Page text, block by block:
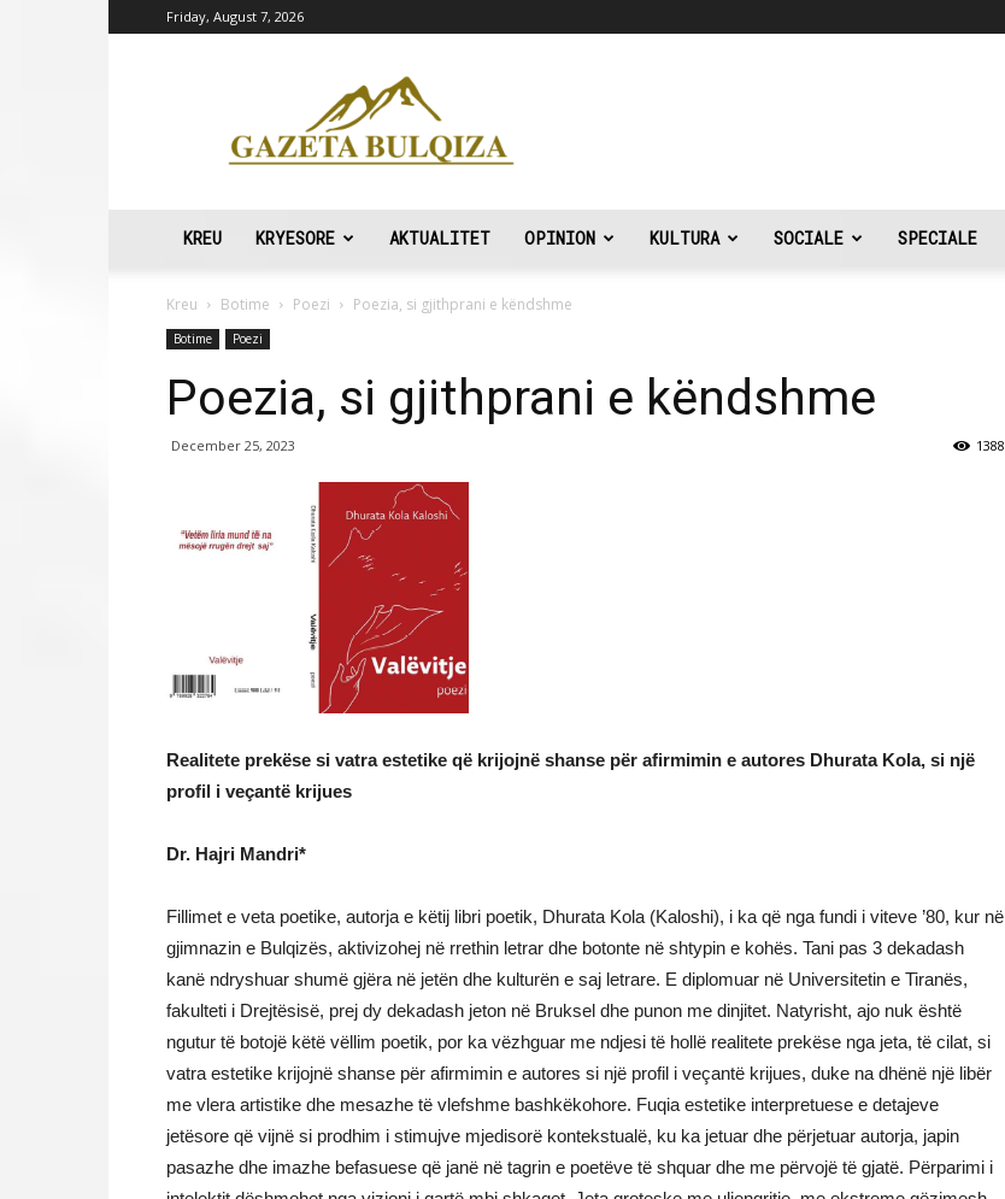
Friday, August 7, 2026
Gazeta
Bulqiza
KREU KRYESORE AKTUALITET OPINION KULTURA SOCIALE SPECIALE
Kreu Botime Poezi Poezia, si gjithprani e këndshme
Botime Poezi
Poezia, si gjithprani e këndshme
December 25, 2023 1388
Realitete prekëse si vatra estetike që krijojnë shanse për afirmimin e autores Dhurata Kola, si një
profil i veçantë krijues
Dr. Hajri Mandri*
Fillimet e veta poetike, autorja e këtij libri poetik, Dhurata Kola (Kaloshi), i ka që nga fundi i viteve ’80, kur në
gjimnazin e Bulqizës, aktivizohej në rrethin letrar dhe botonte në shtypin e kohës. Tani pas 3 dekadash
kanë ndryshuar shumë gjëra në jetën dhe kulturën e saj letrare. E diplomuar në Universitetin e Tiranës,
fakulteti i Drejtësisë, prej dy dekadash jeton në Bruksel dhe punon me dinjitet. Natyrisht, ajo nuk është
ngutur të botojë këtë vëllim poetik, por ka vëzhguar me ndjesi të hollë realitete prekëse nga jeta, të cilat, si
vatra estetike krijojnë shanse për afirmimin e autores si një profil i veçantë krijues, duke na dhënë një libër
me vlera artistike dhe mesazhe të vlefshme bashkëkohore. Fuqia estetike interpretuese e detajeve
jetësore që vijnë si prodhim i stimujve mjedisorë kontekstualë, ku ka jetuar dhe përjetuar autorja, japin
pasazhe dhe imazhe befasuese që janë në tagrin e poetëve të shquar dhe me përvojë të gjatë. Përparimi i